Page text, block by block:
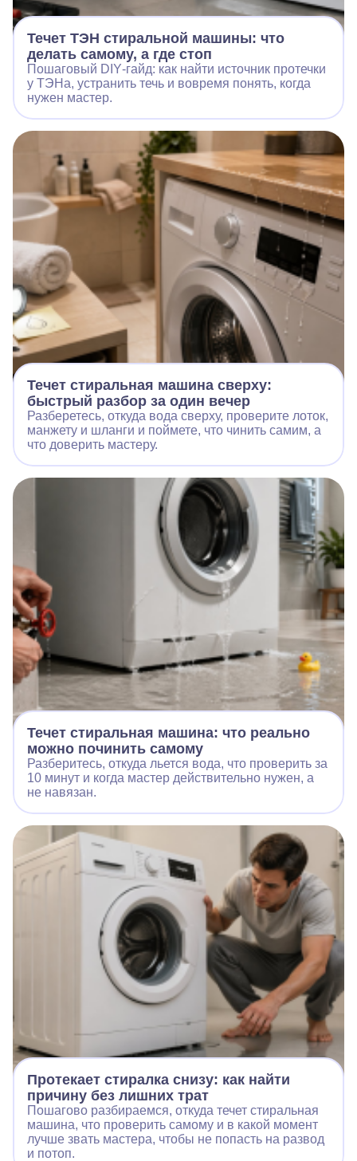
Течет ТЭН стиральной машины: что
делать самому, а где стоп
Пошаговый DIY‑гайд: как найти источник протечки
у ТЭНа, устранить течь и вовремя понять, когда
нужен мастер.
Течет стиральная машина сверху:
быстрый разбор за один вечер
Разберетесь, откуда вода сверху, проверите лоток,
манжету и шланги и поймете, что чинить самим, а
что доверить мастеру.
Течет стиральная машина: что реально
можно починить самому
Разберитесь, откуда льется вода, что проверить за
10 минут и когда мастер действительно нужен, а
не навязан.
Протекает стиралка снизу: как найти
причину без лишних трат
Пошагово разбираемся, откуда течет стиральная
машина, что проверить самому и в какой момент
лучше звать мастера, чтобы не попасть на развод
и потоп.